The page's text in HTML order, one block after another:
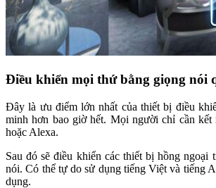
Điều khiển mọi thứ bằng giọng nói
Đây là ưu điểm lớn nhất của thiết bị điều
minh hơn bao giờ hết. Mọi người chỉ cần kết
hoặc Alexa.
Sau đó sẽ điều khiển các thiết bị hồng ngoại
nói. Có thể tự do sử dụng tiếng Việt và tiếng
dụng.